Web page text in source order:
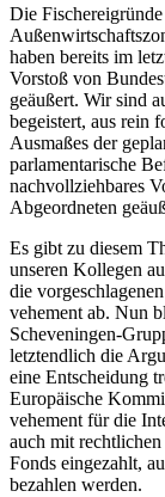
Die
haben bereits im
Vorstoß von
geäußert. Wir sind
begeistert, aus rein
Ausmaßes der
parlamentarische
nachvollziehbares
Abgeordneten
Es gibt zu diesem
unseren Kollegen
die
vehement ab. Nun
Scheveningen-
letztendlich die
eine Entscheidung
Europäische
vehement für die
auch mit
Fonds eingezahlt,
bezahlen werden.